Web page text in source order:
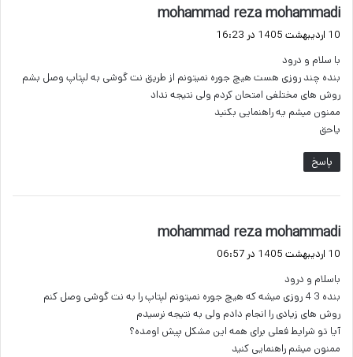
mohammad reza mohammadi
10 اردیبهشت 1405 در 16:23
با سلام و درود
بنده چند روزی هست هیچ جوره نمیتونم از طریق نت گوشی به لپتاپ وصل بشم
روش های مختلفی امتحان کردم ولی نتیجه نداد
ممنون میشم یه راهنمایی بکنید
یاحق
پاسخ
mohammad reza mohammadi
10 اردیبهشت 1405 در 06:57
باسلام و درود
بنده 3 4 روزی میشه که هیچ جوره نمیتونم لپتاپ را به نت گوشی وصل کنم
روش های زیادی را انجام دادم ولی به نتیجه نرسیدم
آیا تو شرایط فعلی برای همه این مشکل پیش اومده؟
ممنون میشم راهنمایی کنید